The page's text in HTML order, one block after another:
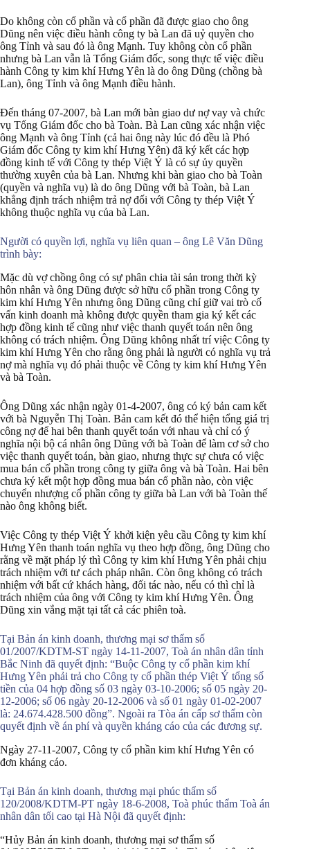
Do không còn cổ phần và cổ phần đã được giao cho ông
Dũng nên việc điều hành công ty bà Lan đã uỷ quyền cho
ông Tỉnh và sau đó là ông Mạnh. Tuy không còn cổ phần
nhưng bà Lan vẫn là Tổng Giám đốc, song thực tế việc điều
hành Công ty kim khí Hưng Yên là do ông Dũng (chồng bà
Lan), ông Tỉnh và ông Mạnh điều hành.
Đến tháng 07-2007, bà Lan mới bàn giao dư nợ vay và chức
vụ Tổng Giám đốc cho bà Toàn. Bà Lan cũng xác nhận việc
ông Mạnh và ông Tỉnh (cả hai ông này lúc đó đều là Phó
Giám đốc Công ty kim khí Hưng Yên) đã ký kết các hợp
đồng kinh tế với Công ty thép Việt Ý là có sự ủy quyền
thường xuyên của bà Lan. Nhưng khi bàn giao cho bà Toàn
(quyền và nghĩa vụ) là do ông Dũng với bà Toàn, bà Lan
khẳng định trách nhiệm trả nợ đối với Công ty thép Việt Ý
không thuộc nghĩa vụ của bà Lan.
Người có quyền lợi, nghĩa vụ liên quan – ông Lê Văn Dũng
trình bày:
Mặc dù vợ chồng ông có sự phân chia tài sản trong thời kỳ
hôn nhân và ông Dũng được sở hữu cổ phần trong Công ty
kim khí Hưng Yên nhưng ông Dũng cũng chỉ giữ vai trò cố
vấn kinh doanh mà không được quyền tham gia ký kết các
hợp đồng kinh tế cũng như việc thanh quyết toán nên ông
không có trách nhiệm. Ông Dũng không nhất trí việc Công ty
kim khí Hưng Yên cho rằng ông phải là người có nghĩa vụ trả
nợ mà nghĩa vụ đó phải thuộc về Công ty kim khí Hưng Yên
và bà Toàn.
Ông Dũng xác nhận ngày 01-4-2007, ông có ký bản cam kết
với bà Nguyễn Thị Toàn. Bản cam kết đó thể hiện tổng giá trị
công nợ để hai bên thanh quyết toán với nhau và chỉ có ý
nghĩa nội bộ cá nhân ông Dũng với bà Toàn để làm cơ sở cho
việc thanh quyết toán, bàn giao, nhưng thực sự chưa có việc
mua bán cổ phần trong công ty giữa ông và bà Toàn. Hai bên
chưa ký kết một hợp đồng mua bán cổ phần nào, còn việc
chuyển nhượng cổ phần công ty giữa bà Lan với bà Toàn thế
nào ông không biết.
Việc Công ty thép Việt Ý khởi kiện yêu cầu Công ty kim khí
Hưng Yên thanh toán nghĩa vụ theo hợp đồng, ông Dũng cho
rằng về mặt pháp lý thì Công ty kim khí Hưng Yên phải chịu
trách nhiệm với tư cách pháp nhân. Còn ông không có trách
nhiệm với bất cứ khách hàng, đối tác nào, nếu có thì chỉ là
trách nhiệm của ông với Công ty kim khí Hưng Yên. Ông
Dũng xin vắng mặt tại tất cả các phiên toà.
Tại Bản án kinh doanh, thương mại sơ thẩm số
01/2007/KDTM-ST ngày 14-11-2007, Toà án nhân dân tỉnh
Bắc Ninh đã quyết định: “Buộc Công ty cổ phần kim khí
Hưng Yên phải trả cho Công ty cổ phần thép Việt Ý tổng số
tiền của 04 hợp đồng số 03 ngày 03-10-2006; số 05 ngày 20-
12-2006; số 06 ngày 20-12-2006 và số 01 ngày 01-02-2007
là: 24.674.428.500 đồng”. Ngoài ra Tòa án cấp sơ thẩm còn
quyết định về án phí và quyền kháng cáo của các đương sự.
Ngày 27-11-2007, Công ty cổ phần kim khí Hưng Yên có
đơn kháng cáo.
Tại Bản án kinh doanh, thương mại phúc thẩm số
120/2008/KDTM-PT ngày 18-6-2008, Toà phúc thẩm Toà án
nhân dân tối cao tại Hà Nội đã quyết định:
“Hủy Bản án kinh doanh, thương mại sơ thẩm số